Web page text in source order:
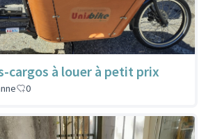
cargos à louer à petit prix
0